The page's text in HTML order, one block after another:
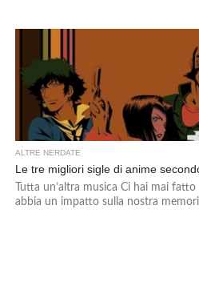
ALTRE NERDATE
Le tre migliori sigle di anime
Tutta un’altra musica Ci hai mai
abbia un impatto sulla nostra